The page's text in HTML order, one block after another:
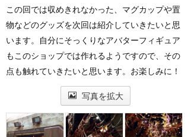
この回では収めきれなかった、マグカップや置
物などのグッズを次回は紹介していきたいと思
います。自分にそっくりなアバターフィギュア
もこのショップでは作れるようですので、その
点も触れていきたいと思います。お楽しみに！
写真を拡大